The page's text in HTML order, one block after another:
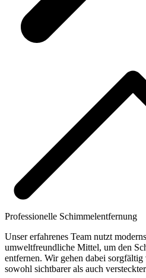
Professionelle Schimmelentfernung
Unser erfahrenes Team nutzt
umweltfreundliche Mittel, um den
entfernen. Wir gehen dabei sorgfältig
sowohl sichtbarer als auch